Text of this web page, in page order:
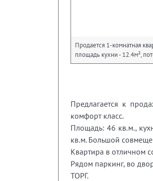
Продается 1-комнатная
площадь кухни - 12.4м²,
Предлагается к
комфорт класс.
Площадь: 46 кв.м.,
кв.м. Большой
Квартира в отличном
Рядом паркинг, во
ТОРГ.